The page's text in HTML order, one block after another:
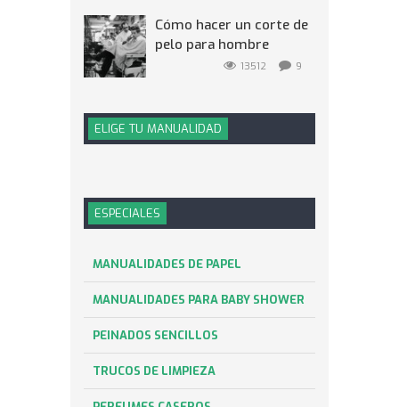
Cómo hacer un corte de
pelo para hombre
13512 9
ELIGE TU MANUALIDAD
ESPECIALES
MANUALIDADES DE PAPEL
MANUALIDADES PARA BABY SHOWER
PEINADOS SENCILLOS
TRUCOS DE LIMPIEZA